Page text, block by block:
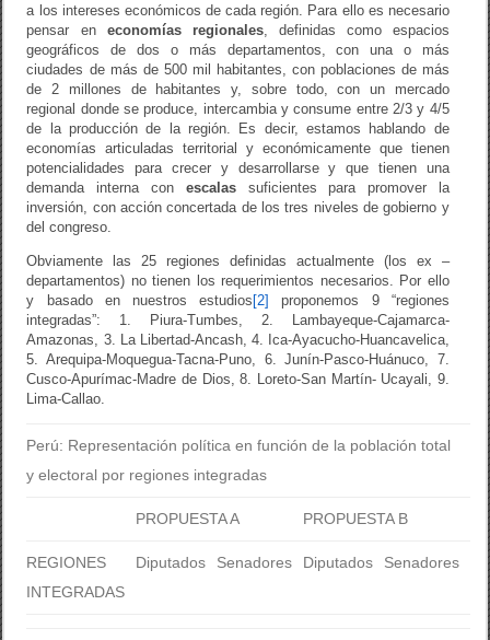
a los intereses económicos de cada región. Para ello es necesario
pensar en economías regionales, definidas como espacios
geográficos de dos o más departamentos, con una o más
ciudades de más de 500 mil habitantes, con poblaciones de más
de 2 millones de habitantes y, sobre todo, con un mercado
regional donde se produce, intercambia y consume entre 2/3 y 4/5
de la producción de la región. Es decir, estamos hablando de
economías articuladas territorial y económicamente que tienen
potencialidades para crecer y desarrollarse y que tienen una
demanda interna con escalassuficientes para promover la
inversión, con acción concertada de los tres niveles de gobierno y
del congreso.
Obviamente las 25 regiones definidas actualmente (los ex –
departamentos) no tienen los requerimientos necesarios. Por ello
y basado en nuestros estudios[2] proponemos 9 “regiones
integradas”: 1. Piura-Tumbes, 2. Lambayeque-Cajamarca-
Amazonas, 3. La Libertad-Ancash, 4. Ica-Ayacucho-Huancavelica,
5. Arequipa-Moquegua-Tacna-Puno, 6. Junín-Pasco-Huánuco, 7.
Cusco-Apurímac-Madre de Dios, 8. Loreto-San Martín- Ucayali, 9.
Lima-Callao.
Perú: Representación política en función de la población total
y electoral por regiones integradas
PROPUESTA A PROPUESTA B
REGIONES
INTEGRADAS
Diputados Senadores Diputados Senadores